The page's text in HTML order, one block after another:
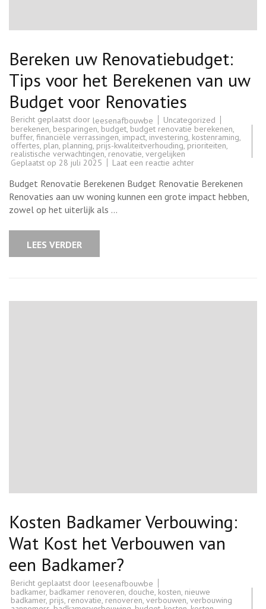
Bereken uw Renovatiebudget:
Tips voor het Berekenen van uw
Budget voor Renovaties
Bericht geplaatst door leesenafbouwbe
Uncategorized
berekenen, besparingen, budget, budget renovatie berekenen,
buffer, financiële verrassingen, impact, investering, kostenraming,
offertes, plan, planning, prijs-kwaliteitverhouding,prioriteiten,
realistische verwachtingen,renovatie, vergelijken
Geplaatst op 28 juli 2025 Laat een reactie achterop
uw
Renovatiebudget:
Tips
voor
Budget Renovatie Berekenen Budget Renovatie Berekenen
Renovaties aan uw woning kunnen een grote impact hebben,
zowel op het uiterlijk als …
LEES VERDER
Kosten Badkamer Verbouwing:
Wat Kost het Verbouwen van
een Badkamer?
Bericht geplaatst door leesenafbouwbe
badkamer, badkamer renoveren, douche, kosten, nieuwe
badkamer, prijs, renovatie, renoveren, verbouwen, verbouwing